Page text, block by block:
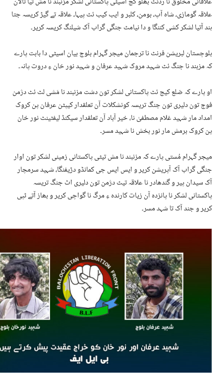
علاقہ گومازی، شاہ آپ، بومن، کلبر و ایب کیب ئٹ پیہا، علاقہ تے گیڑ کریسہ جتا
ہند آتیا لشکر کشی کننگا و دا نیامٹ جنگی گراب آک شیلنگ کریسہ کریر۔
بلوچستان لبریشن فرنٹ نا ترجمان میجر گہرام بلوچ بیان اسیٹی دا بابت پارے
کہ مزبند نا جنگ ئٹ شہید مروک شہید عرفان و شہید نور خان ءِ دروت پانہ۔
او پارے کہ ضلع کیچ ئٹ پاکستانی لشکر تون دشت مزنبند نا مَشی لٹ ئٹ دژمن
فوج تون دلیری تون جنگ تریسہ کونشکلات آن تعلقدار کیپٹن عرفان پن کروک
امداد مار شہید غلام مصطفیٰ نا، خیر آباد آن تعلقدار سیکنڈ لیفٹینٹ نور خان
پن کروک برمش مار نور بخش نا شہید مسر۔
میجر گہرام مُستی پارے کہ مزنبند نا مش تیٹی پاکستانی زمینی لشکر تون اوار
جنگی گراب آک آپریشن کریر و ایس ایس جی کمانڈو دڑیفنگا، شہید سرمچار
آک سیدان پیر و گندھادر نا علاقہ تیٹ دژمن تون دلیری اٹ جنگ تریسہ
پاکستانی لشکر نا پانزدہ آن زیات کارندہ ءِ مرگ نا گواچی کریر و بھاز آتے ٹپی
کریر و جند آک تا شہد مسر۔